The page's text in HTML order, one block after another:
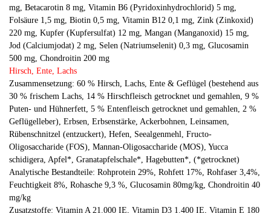
mg, Betacarotin 8 mg, Vitamin B6 (Pyridoxinhydrochlorid) 5 mg,
Folsäure 1,5 mg, Biotin 0,5 mg, Vitamin B12 0,1 mg, Zink (Zinkoxid)
220 mg, Kupfer (Kupfersulfat) 12 mg, Mangan (Manganoxid) 15 mg,
Jod (Calciumjodat) 2 mg, Selen (Natriumselenit) 0,3 mg, Glucosamin
500 mg, Chondroitin 200 mg
Hirsch, Ente, Lachs
Zusammensetzung: 60 % Hirsch, Lachs, Ente & Geflügel (bestehend aus
30 % frischem Lachs, 14 % Hirschfleisch getrocknet und gemahlen, 9 %
Puten- und Hühnerfett, 5 % Entenfleisch getrocknet und gemahlen, 2 %
Geflügelleber), Erbsen, Erbsenstärke, Ackerbohnen, Leinsamen,
Rübenschnitzel (entzuckert), Hefen, Seealgenmehl, Fructo-
Oligosaccharide (FOS), Mannan-Oligosaccharide (MOS), Yucca
schidigera, Apfel*, Granatapfelschale*, Hagebutten*, (*getrocknet)
Analytische Bestandteile: Rohprotein 29%, Rohfett 17%, Rohfaser 3,4%,
Feuchtigkeit 8%, Rohasche 9,3 %, Glucosamin 80mg/kg, Chondroitin 40
mg/kg
Zusatzstoffe: Vitamin A 21.000 IE, Vitamin D3 1.400 IE, Vitamin E 180